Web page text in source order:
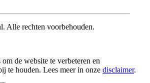
Alle rechten voorbehouden.
de website te verbeteren en
te houden. Lees meer in onze disclaimer.